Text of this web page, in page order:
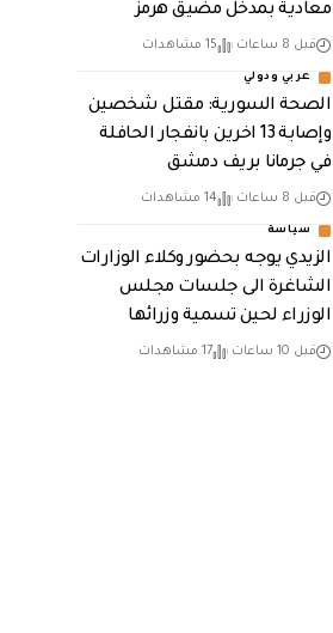
معادية بمدخل مضيق هرمز
قبل 8 ساعات 15 مشاهدات
عربي ودولي
الصحة السورية: مقتل شخصين
وإصابة 13 اخرين بانفجار الحافلة
في جرمانا بريف دمشق
قبل 8 ساعات 14 مشاهدات
سياسة
الزيدي يوجه بحضور وكلاء الوزارات
الشاغرة الى جلسات مجلس
الوزراء لحين تسمية وزرائها
قبل 10 ساعات 17 مشاهدات